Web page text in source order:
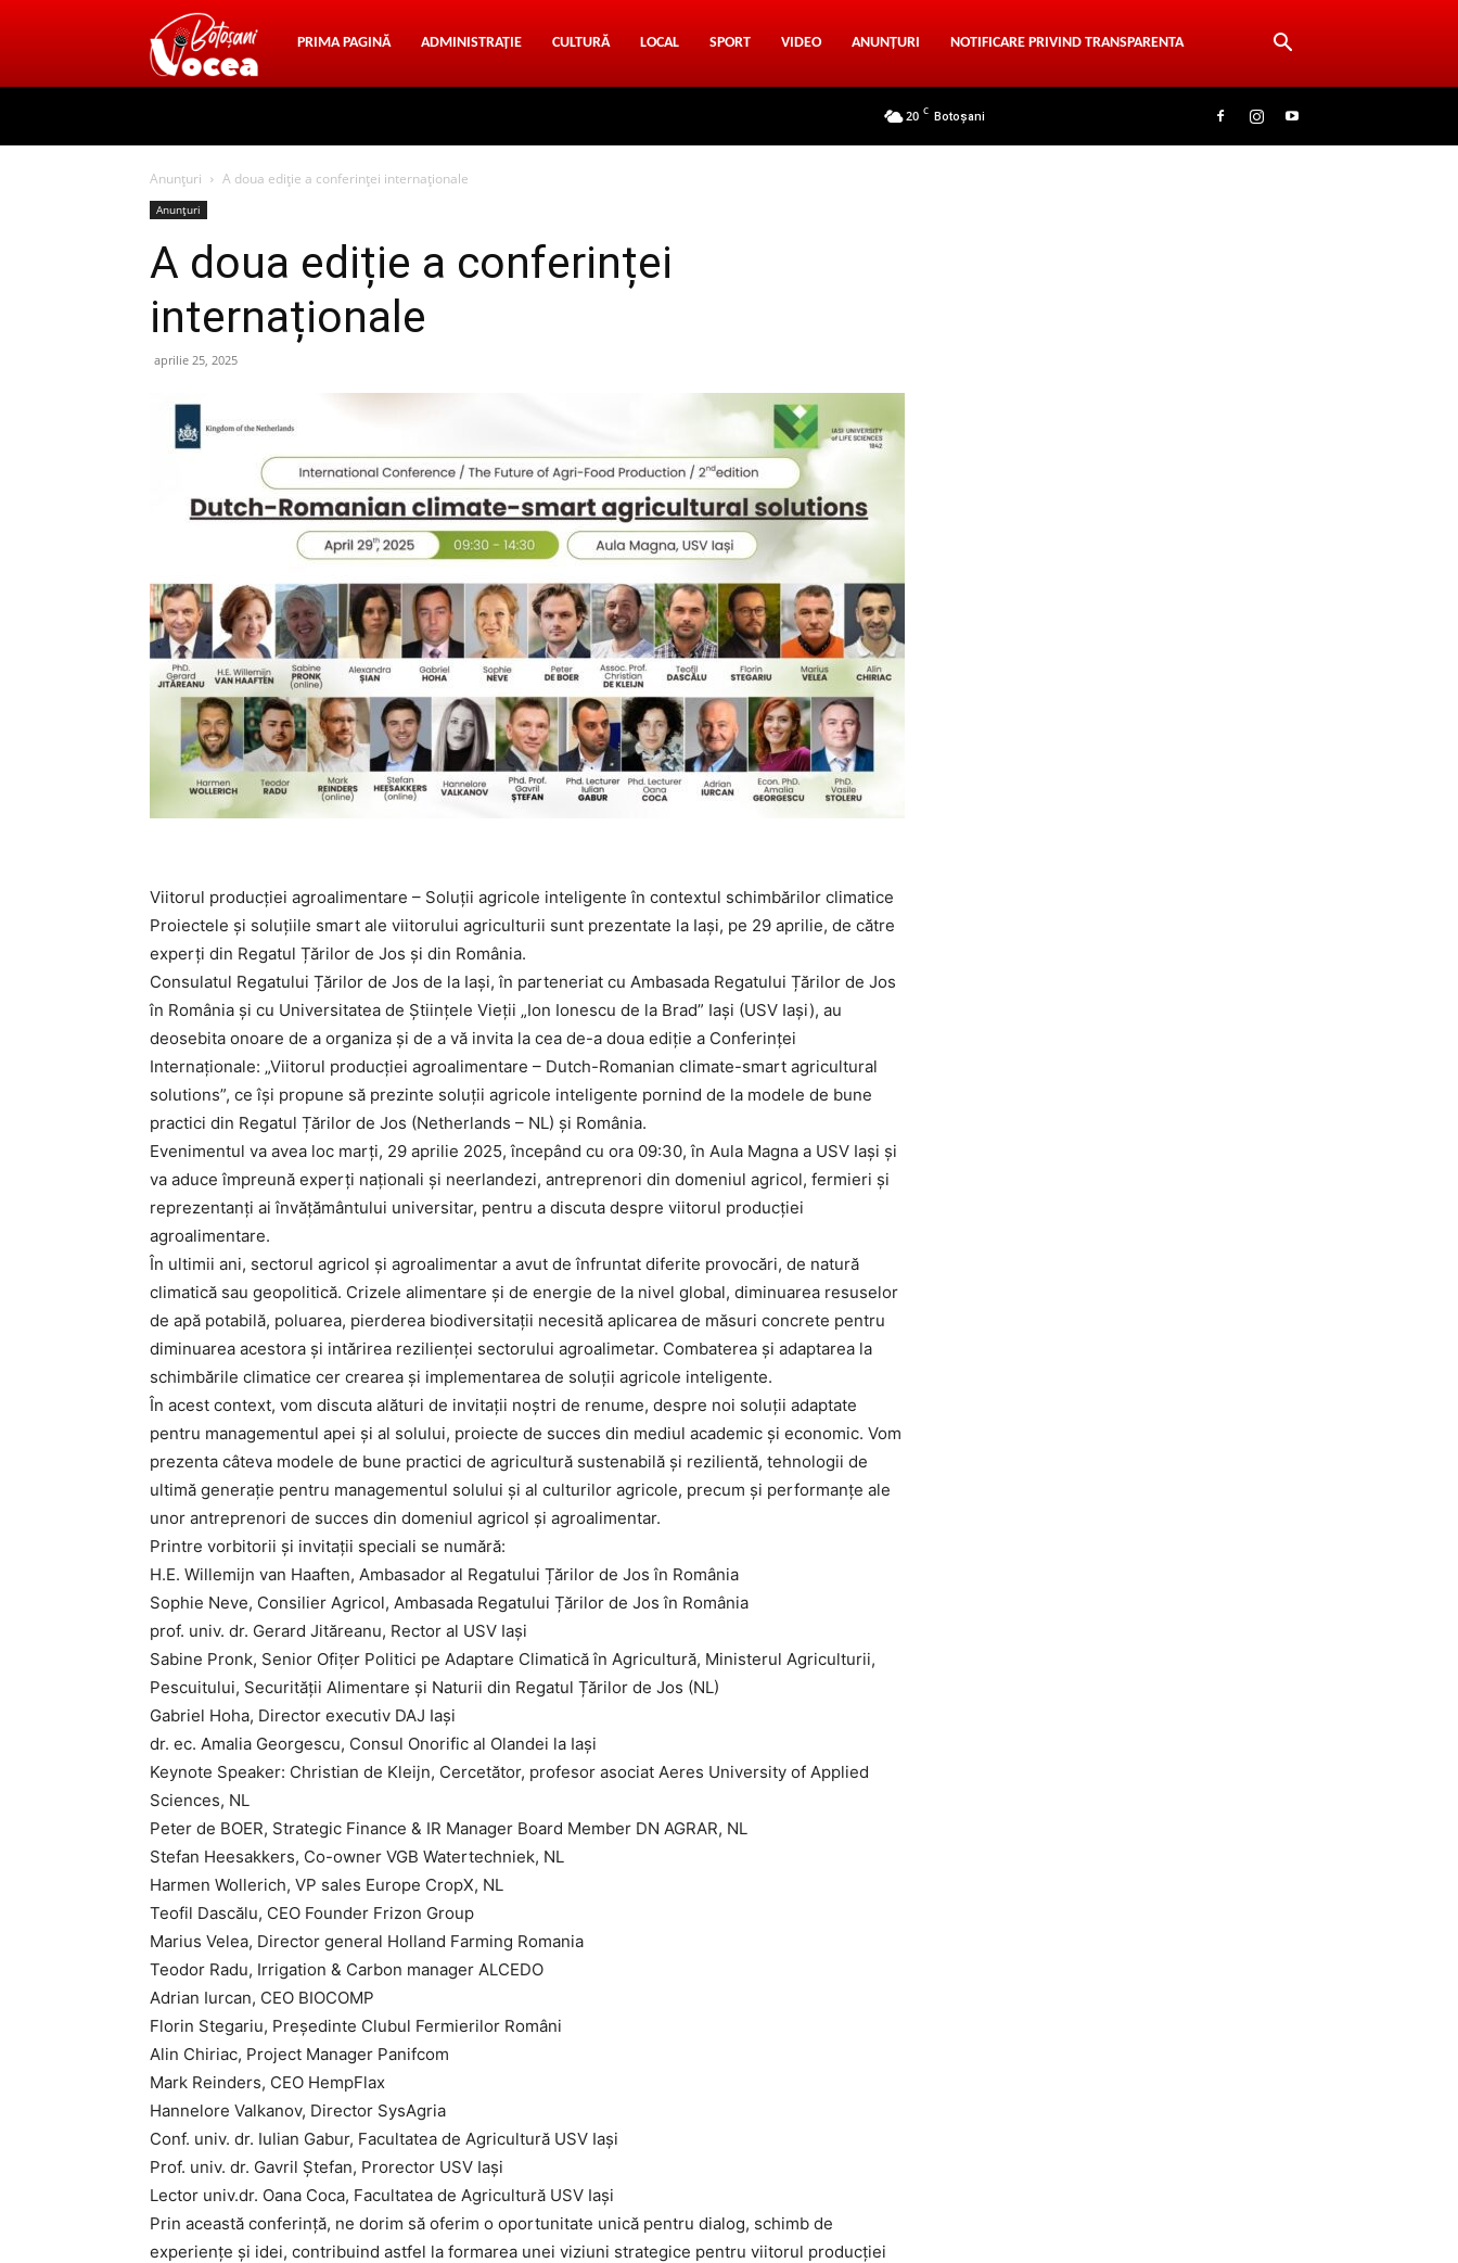
Vocea
PRIMA PAGINĂ ADMINISTRAȚIE CULTURĂ LOCAL SPORT VIDEO ANUNȚURI NOTIFICARE PRIVIND TRANSPARENTA
20 C Botoșani
Anunțuri A doua ediție a conferinței internaționale
Anunțuri
A doua ediție a conferinței
internaționale
aprilie 25, 2025
Viitorul producției agroalimentare – Soluții agricole inteligente în contextul schimbărilor climatice
Proiectele și soluțiile smart ale viitorului agriculturii sunt prezentate la Iași, pe 29 aprilie, de către
experți din Regatul Țărilor de Jos și din România.
Consulatul Regatului Țărilor de Jos de la Iași, în parteneriat cu Ambasada Regatului Țărilor de Jos
în România și cu Universitatea de Științele Vieții „Ion Ionescu de la Brad” Iași (USV Iași), au
deosebita onoare de a organiza și de a vă invita la cea de-a doua ediție a Conferinței
Internaționale: „Viitorul producției agroalimentare – Dutch-Romanian climate-smart agricultural
solutions”, ce își propune să prezinte soluții agricole inteligente pornind de la modele de bune
practici din Regatul Țărilor de Jos (Netherlands – NL) și România.
Evenimentul va avea loc marți, 29 aprilie 2025, începând cu ora 09:30, în Aula Magna a USV Iași și
va aduce împreună experți naționali și neerlandezi, antreprenori din domeniul agricol, fermieri și
reprezentanți ai învăţământului universitar, pentru a discuta despre viitorul producției
agroalimentare.
În ultimii ani, sectorul agricol și agroalimentar a avut de înfruntat diferite provocări, de natură
climatică sau geopolitică. Crizele alimentare și de energie de la nivel global, diminuarea resuselor
de apă potabilă, poluarea, pierderea biodiversitații necesită aplicarea de măsuri concrete pentru
diminuarea acestora și intărirea rezilienței sectorului agroalimetar. Combaterea și adaptarea la
schimbările climatice cer crearea și implementarea de soluții agricole inteligente.
În acest context, vom discuta alături de invitații noștri de renume, despre noi soluții adaptate
pentru managementul apei și al solului, proiecte de succes din mediul academic și economic. Vom
prezenta câteva modele de bune practici de agricultură sustenabilă și rezilientă, tehnologii de
ultimă generație pentru managementul solului și al culturilor agricole, precum și performanțe ale
unor antreprenori de succes din domeniul agricol și agroalimentar.
Printre vorbitorii și invitații speciali se numără:
H.E. Willemijn van Haaften, Ambasador al Regatului Țărilor de Jos în România
Sophie Neve, Consilier Agricol, Ambasada Regatului Țărilor de Jos în România
prof. univ. dr. Gerard Jităreanu, Rector al USV Iași
Sabine Pronk, Senior Ofițer Politici pe Adaptare Climatică în Agricultură, Ministerul Agriculturii,
Pescuitului, Securității Alimentare și Naturii din Regatul Țărilor de Jos (NL)
Gabriel Hoha, Director executiv DAJ Iași
dr. ec. Amalia Georgescu, Consul Onorific al Olandei la Iași
Keynote Speaker: Christian de Kleijn, Cercetător, profesor asociat Aeres University of Applied
Sciences, NL
Peter de BOER, Strategic Finance & IR Manager Board Member DN AGRAR, NL
Stefan Heesakkers, Co-owner VGB Watertechniek, NL
Harmen Wollerich, VP sales Europe CropX, NL
Teofil Dascălu, CEO Founder Frizon Group
Marius Velea, Director general Holland Farming Romania
Teodor Radu, Irrigation & Carbon manager ALCEDO
Adrian Iurcan, CEO BIOCOMP
Florin Stegariu, Președinte Clubul Fermierilor Români
Alin Chiriac, Project Manager Panifcom
Mark Reinders, CEO HempFlax
Hannelore Valkanov, Director SysAgria
Conf. univ. dr. Iulian Gabur, Facultatea de Agricultură USV Iași
Prof. univ. dr. Gavril Ștefan, Prorector USV Iași
Lector univ.dr. Oana Coca, Facultatea de Agricultură USV Iași
Prin această conferință, ne dorim să oferim o oportunitate unică pentru dialog, schimb de
experiențe și idei, contribuind astfel la formarea unei viziuni strategice pentru viitorul producției